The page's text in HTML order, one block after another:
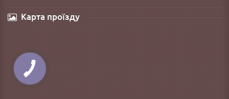
Карта проїзду